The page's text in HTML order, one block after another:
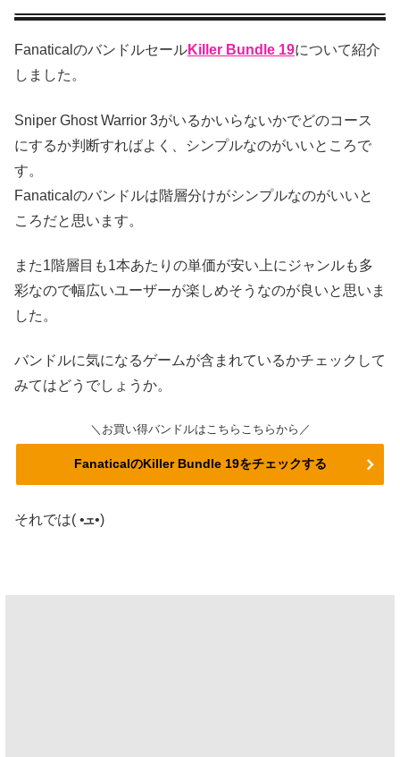
FanaticalのバンドルセールKiller Bundle 19について紹介
しました。
Sniper Ghost Warrior 3がいるかいらないかでどのコース
にするか判断すればよく、シンプルなのがいいところで
す。
Fanaticalのバンドルは階層分けがシンプルなのがいいと
ころだと思います。
また1階層目も1本あたりの単価が安い上にジャンルも多
彩なので幅広いユーザーが楽しめそうなのが良いと思いま
した。
バンドルに気になるゲームが含まれているかチェックして
みてはどうでしょうか。
＼お買い得バンドルはこちらこちらから／
FanaticalのKiller Bundle 19をチェックする
それでは( •ܫ•)